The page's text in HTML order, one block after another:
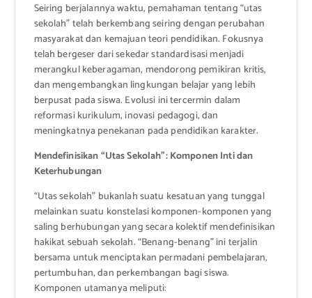
Seiring berjalannya waktu, pemahaman tentang “utas
sekolah” telah berkembang seiring dengan perubahan
masyarakat dan kemajuan teori pendidikan. Fokusnya
telah bergeser dari sekedar standardisasi menjadi
merangkul keberagaman, mendorong pemikiran kritis,
dan mengembangkan lingkungan belajar yang lebih
berpusat pada siswa. Evolusi ini tercermin dalam
reformasi kurikulum, inovasi pedagogi, dan
meningkatnya penekanan pada pendidikan karakter.
Mendefinisikan “Utas Sekolah”: Komponen Inti dan
Keterhubungan
“Utas sekolah” bukanlah suatu kesatuan yang tunggal
melainkan suatu konstelasi komponen-komponen yang
saling berhubungan yang secara kolektif mendefinisikan
hakikat sebuah sekolah. “Benang-benang” ini terjalin
bersama untuk menciptakan permadani pembelajaran,
pertumbuhan, dan perkembangan bagi siswa.
Komponen utamanya meliputi: